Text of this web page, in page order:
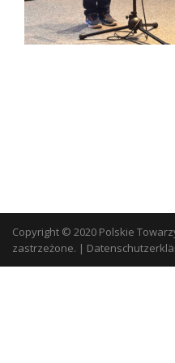
Copyright © 2020 Polskie
zastrzeżone. |